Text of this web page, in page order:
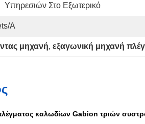
Υπηρεσιών Στο Εξωτερικό
a
μηχανή, εξαγωνική μηχανή
καλωδίων Gabion τριών